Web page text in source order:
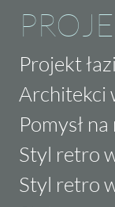
Projekt
Architekci
Pomysł
Styl retro
Styl retro